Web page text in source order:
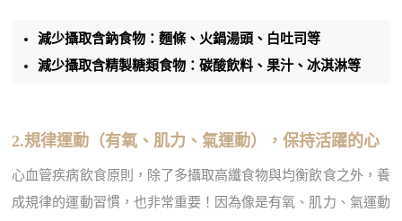
減少攝取含鈉食物：麵條、火鍋湯頭、白吐司等
減少攝取含精製糖類食物：碳酸飲料、果汁、冰淇淋等
2.規律運動（有氧、肌力、氣運動），保持活躍的心
心血管疾病飲食原則，除了多攝取高纖食物與均衡飲食之外，養
成規律的運動習慣，也非常重要！因為像是有氧、肌力、氣運動